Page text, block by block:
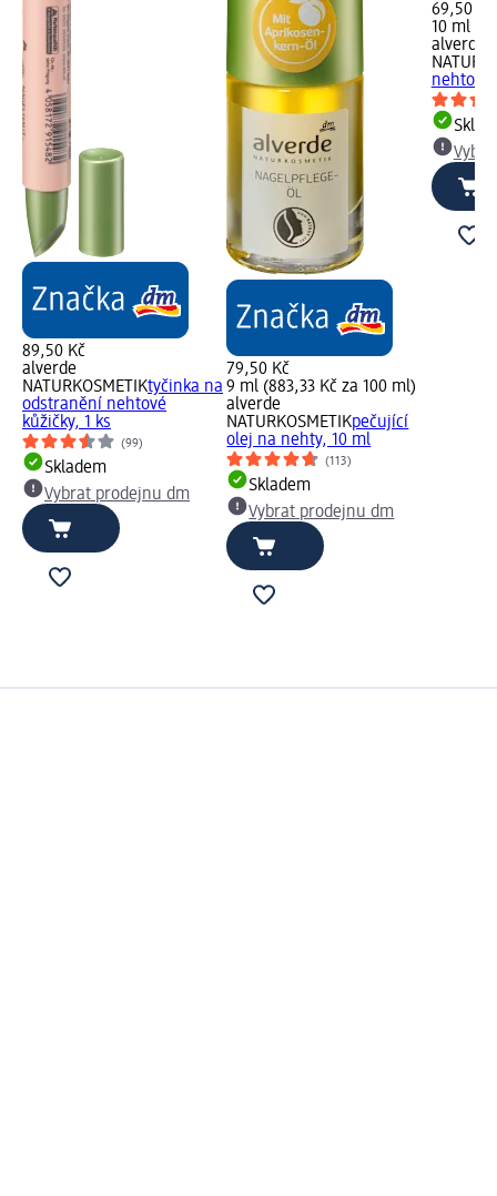
89,50 Kč
alverde
NATURKOSMETIKtyčinka na
odstranění nehtové
kůžičky, 1 ks
(99)
Skladem
Vybrat prodejnu dm
79,50 Kč
9 ml (883,33 Kč za 100 ml)
alverde
NATURKOSMETIKpečující
olej na nehty, 10 ml
(113)
Skladem
Vybrat prodejnu dm
69,50 Kč
10 ml
alverde
nehtová